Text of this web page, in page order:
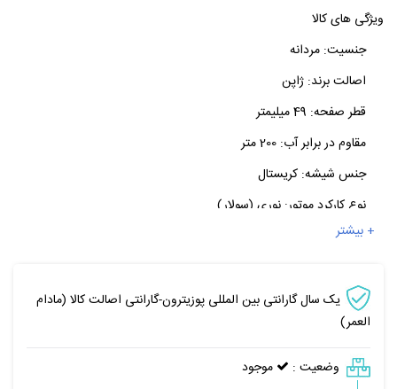
ویژگی های کالا
جنسیت: مردانه
اصالت برند: ژاپن
قطر صفحه: 49 میلیمتر
مقاوم در برابر آب: 200 متر
جنس شیشه: کریستال
نوع کارکرد موتور: نوری (سولار)
+ بیشتر
یک سال گارانتی بین المللی پوزیترون-گارانتی اصالت کالا (مادام
العمر)
وضعیت : موجود